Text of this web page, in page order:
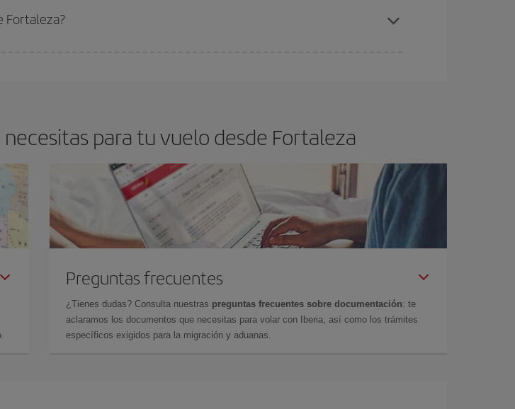
para conseguir
Fortaleza?
para tu vuelo desde Fortaleza
Preguntas frecuentes
¿Tienes dudas? Consulta nuestras preguntas frecuentes sobre documentación: te
aclaramos los documentos que necesitas para volar con Iberia, así como los trámites
específicos exigidos para la migración y aduanas.